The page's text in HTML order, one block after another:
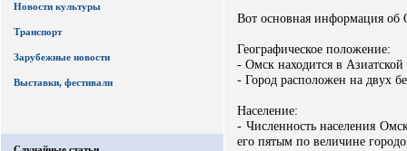
Новости культуры
Транспорт
Зарубежные новости
Выставки, фестивали
Вот основная информация об
Географическое положение:
- Омск находится в
- Город расположен на двух
Население:
- Численность населения
его пятым по величине